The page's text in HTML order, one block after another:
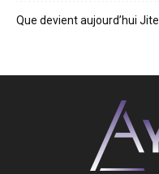
Que devient aujourd’hui